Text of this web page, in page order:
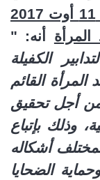
أنه: "
الكفيلة
القائم
أجل تحقيق
وذلك بإتباع
أشكاله
الضحايا